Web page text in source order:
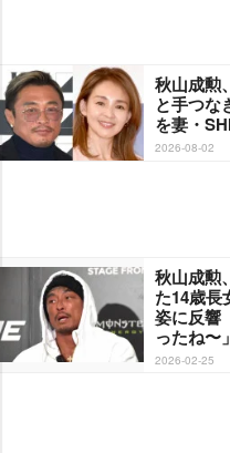
秋山成勲
と手つ
を妻・
2026-08-02
秋山成勲
た14歳
姿に反響
ったね〜」
2026-02-25